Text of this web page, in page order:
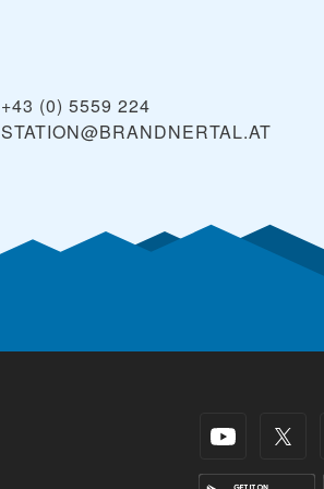
+43 (0) 5559 224
STATION@BRANDNERTAL.AT